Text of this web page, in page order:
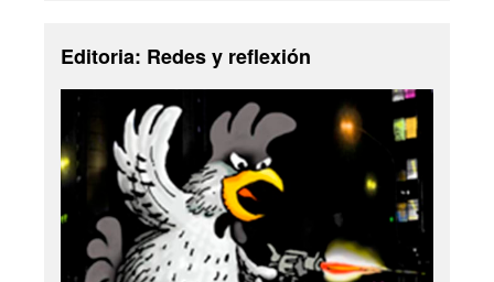
Editoria: Redes y reflexión